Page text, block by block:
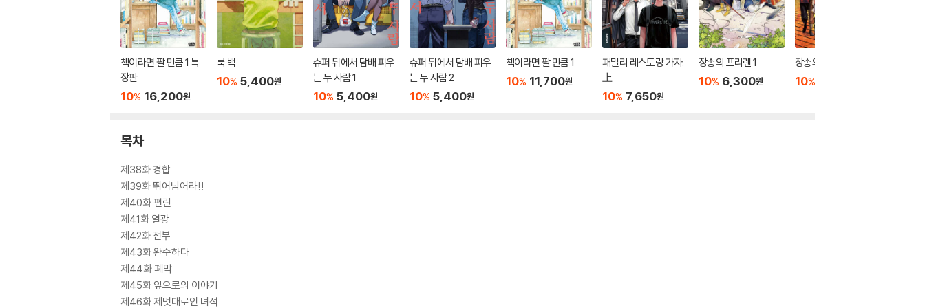
책이라면 팔 만큼 1 특
장판
10% 16,200원
룩 백
10% 5,400원
슈퍼 뒤에서 담배 피우
는 두 사람 1
10% 5,400원
슈퍼 뒤에서 담배 피우
는 두 사람 2
10% 5,400원
책이라면 팔 만큼 1
10% 11,700원
패밀리 레스토랑 가자.
上
10% 7,650원
장송의 프리렌 1
10% 6,300원
장송의 프리렌 3
10%
목차
제38화 경합
제39화 뛰어넘어라!!
제40화 편린
제41화 열광
제42화 전부
제43화 완수하다
제44화 폐막
제45화 앞으로의 이야기
제46화 제멋대로인 녀석